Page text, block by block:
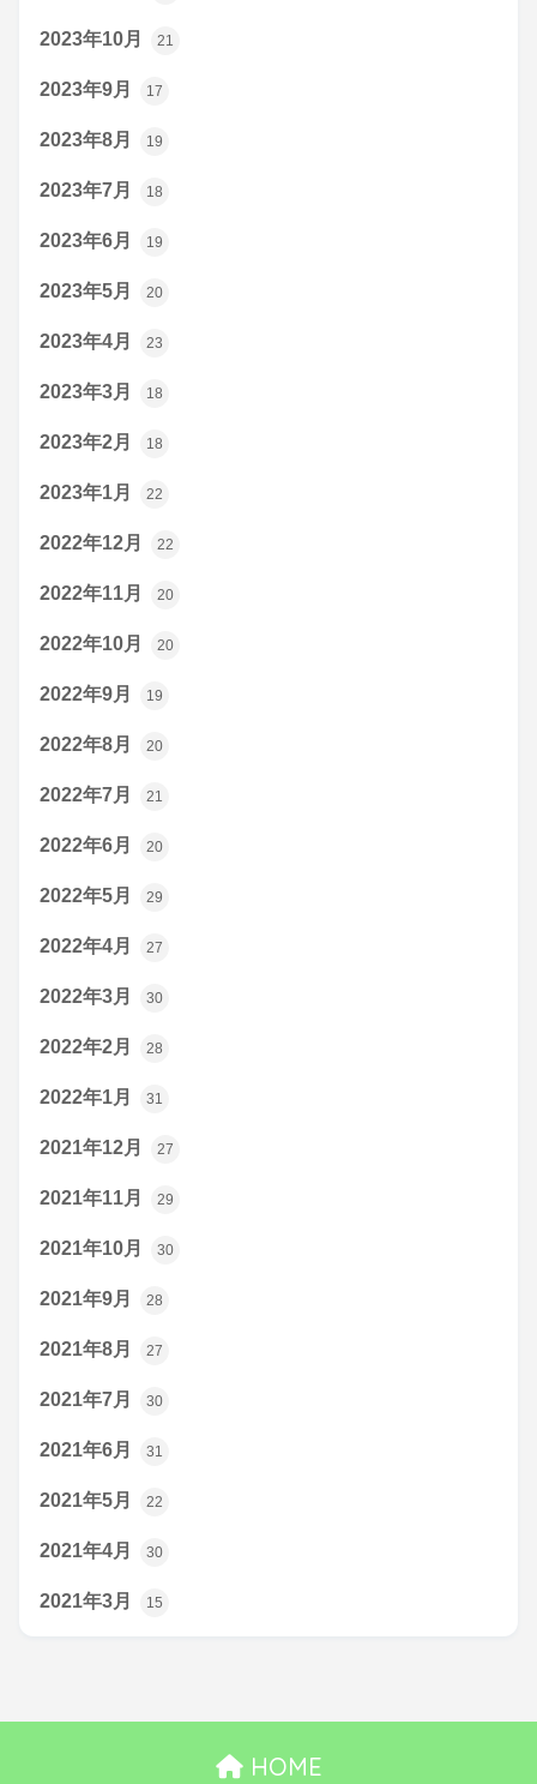
2023年10月 21
2023年9月 17
2023年8月 19
2023年7月 18
2023年6月 19
2023年5月 20
2023年4月 23
2023年3月 18
2023年2月 18
2023年1月 22
2022年12月 22
2022年11月 20
2022年10月 20
2022年9月 19
2022年8月 20
2022年7月 21
2022年6月 20
2022年5月 29
2022年4月 27
2022年3月 30
2022年2月 28
2022年1月 31
2021年12月 27
2021年11月 29
2021年10月 30
2021年9月 28
2021年8月 27
2021年7月 30
2021年6月 31
2021年5月 22
2021年4月 30
2021年3月 15
HOME